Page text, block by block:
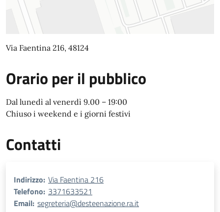
Via Faentina 216, 48124
Orario per il pubblico
Dal lunedì al venerdì 9.00 – 19:00
Chiuso i weekend e i giorni festivi
Contatti
Indirizzo: Via Faentina 216
Telefono: 3371633521
Email: segreteria@desteenazione.ra.it